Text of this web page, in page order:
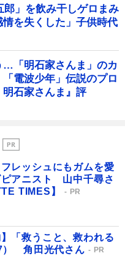
」を飲み干しゲロまみ
を失くした」子供時代
…「明石家さんま」のカ
電波少年」伝説のプロ
石家さんま』評
レッシュにもガムを愛
ピアニスト 山中千尋さ
TIMES】
PR
】「救うこと、救われる
） 角田光代さん
PR